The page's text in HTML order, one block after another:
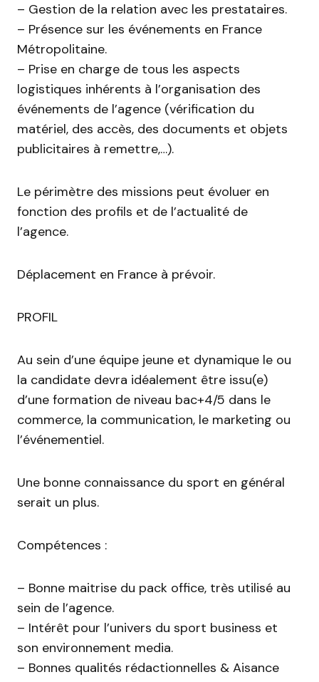
– Gestion de la relation avec les prestataires.
– Présence sur les événements en France
Métropolitaine.
– Prise en charge de tous les aspects
logistiques inhérents à l’organisation des
événements de l’agence (vérification du
matériel, des accès, des documents et objets
publicitaires à remettre,…).
Le périmètre des missions peut évoluer en
fonction des profils et de l’actualité de
l’agence.
Déplacement en France à prévoir.
PROFIL
Au sein d’une équipe jeune et dynamique le ou
la candidate devra idéalement être issu(e)
d’une formation de niveau bac+4/5 dans le
commerce, la communication, le marketing ou
l’événementiel.
Une bonne connaissance du sport en général
serait un plus.
Compétences :
– Bonne maitrise du pack office, très utilisé au
sein de l’agence.
– Intérêt pour l’univers du sport business et
son environnement media.
– Bonnes qualités rédactionnelles & Aisance